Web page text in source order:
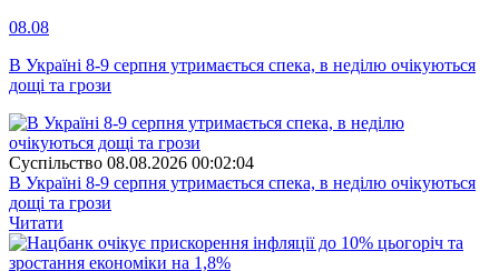
08.08
В Україні 8-9 серпня утримається спека, в неділю очікуються
дощі та грози
Суспiльство 08.08.2026 00:02:04
В Україні 8-9 серпня утримається спека, в неділю очікуються
дощі та грози
Читати